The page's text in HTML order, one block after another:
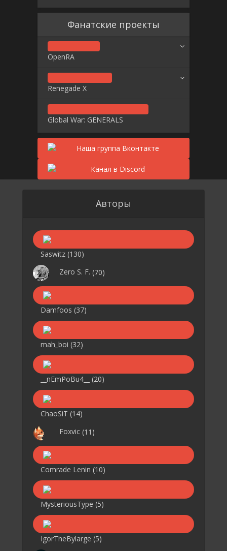
Фанатские проекты
OpenRA
Renegade X
Global War: GENERALS
Авторы
Saswitz (130)
Zero S. F. (70)
Damfoos (37)
mah_boi (32)
__nEmPoBu4__ (20)
ChaoSiT (14)
Foxvic (11)
Comrade Lenin (10)
MysteriousType (5)
IgorTheBylarge (5)